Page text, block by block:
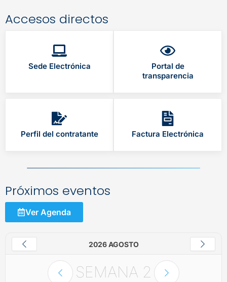
Accesos directos
Sede Electrónica
Portal de
transparencia
Perfil del contratante Factura Electrónica
Próximos eventos
Ver Agenda
2026 AGOSTO
SEMANA 2